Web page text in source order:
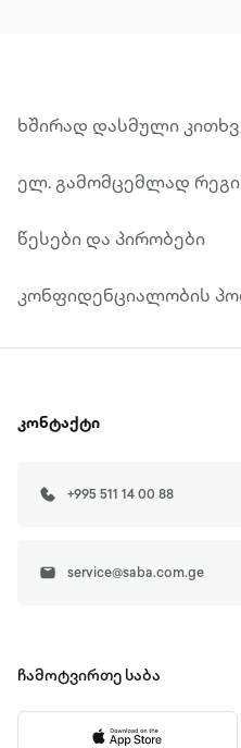
ხშირად დასმული
ელ. გამომცემლად
წესები და პირობები
კონფიდენციალობის
კონტაქტი
+995 511 14 00 88
service@saba.com.ge
ჩამოტვირთე საბა